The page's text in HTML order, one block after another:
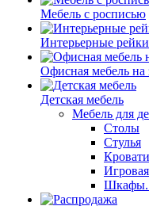
Мебель с росписью
Интерьерные рейки
Офисная мебель на
Детская мебель
Мебель для
Столы
Стулья
Кровати
Шкафы.